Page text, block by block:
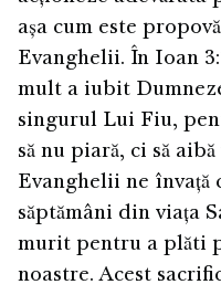
așa cum este
Evanghelii. În Ioan
mult a iubit
singurul Lui Fiu,
să nu piară, ci să
Evanghelii ne
săptămâni din viața
murit pentru a plăti
noastre. Acest